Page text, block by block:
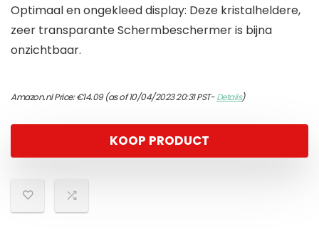
Optimaal en ongekleed display: Deze kristalheldere,
zeer transparante Schermbeschermer is bijna
onzichtbaar.
Amazon.nl Price:€14.09(as of 10/04/2023 20:31 PST-Details)
KOOP PRODUCT